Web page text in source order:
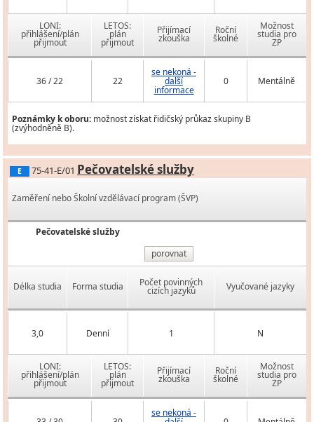
LONI:
přihlášení/plán
přijmout
LETOS:
plán
přijmout
Přijímací
zkouška
Roční
školné
Možnost
studia pro
ZP
36 / 22 22
se nekoná -
další
informace
0 Mentálně
Poznámky k oboru: možnost získat řidičský průkaz skupiny B
(zvýhodněně B).
E 75-41-E/01 Pečovatelské služby
Zaměření nebo Školní vzdělávací program (ŠVP)
Pečovatelské služby
porovnat
Délka studia Forma studia Počet povinných
cizích jazyků Vyučované jazyky
3,0 Denní 1 N
LONI:
přihlášení/plán
přijmout
LETOS:
plán
přijmout
Přijímací
zkouška
Roční
školné
Možnost
studia pro
ZP
se nekoná -